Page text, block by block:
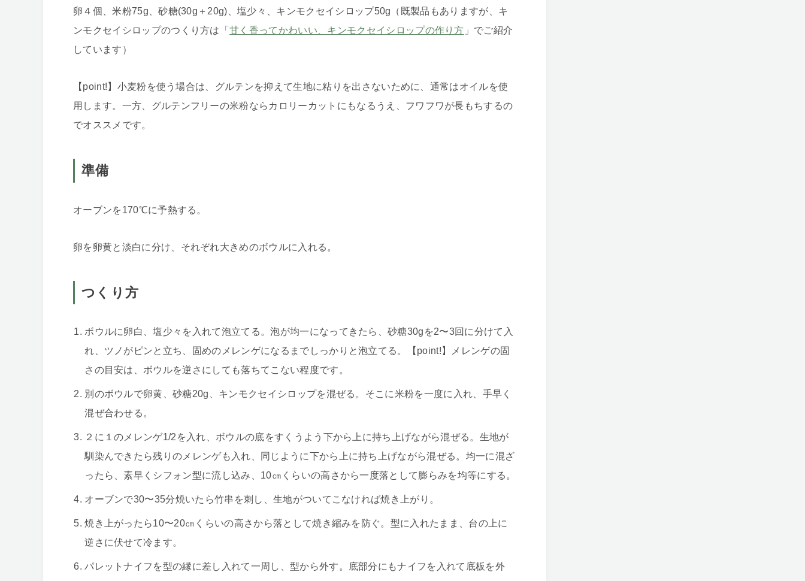
卵４個、米粉75g、砂糖(30g＋20g)、塩少々、キンモクセイシロップ50g（既製品もありますが、キ
ンモクセイシロップのつくり方は「甘く香ってかわいい、キンモクセイシロップの作り方 」でご紹介
しています）
【point!】小麦粉を使う場合は、グルテンを抑えて生地に粘りを出さないために、通常はオイルを使
用します。一方、グルテンフリーの米粉ならカロリーカットにもなるうえ、フワフワが長もちするの
でオススメです。
準備
オーブンを170℃に予熱する。
卵を卵黄と淡白に分け、それぞれ大きめのボウルに入れる。
つくり方
ボウルに卵白、塩少々を入れて泡立てる。泡が均一になってきたら、砂糖30gを2〜3回に分けて入
れ、ツノがピンと立ち、固めのメレンゲになるまでしっかりと泡立てる。【point!】メレンゲの固
さの目安は、ボウルを逆さにしても落ちてこない程度です。
別のボウルで卵黄、砂糖20g、キンモクセイシロップを混ぜる。そこに米粉を一度に入れ、手早く
混ぜ合わせる。
２に１のメレンゲ1/2を入れ、ボウルの底をすくうよう下から上に持ち上げながら混ぜる。生地が
馴染んできたら残りのメレンゲも入れ、同じように下から上に持ち上げながら混ぜる。均一に混ざ
ったら、素早くシフォン型に流し込み、10㎝くらいの高さから一度落として膨らみを均等にする。
オーブンで30〜35分焼いたら竹串を刺し、生地がついてこなければ焼き上がり。
焼き上がったら10〜20㎝くらいの高さから落として焼き縮みを防ぐ。型に入れたまま、台の上に
逆さに伏せて冷ます。
パレットナイフを型の縁に差し入れて一周し、型から外す。底部分にもナイフを入れて底板を外